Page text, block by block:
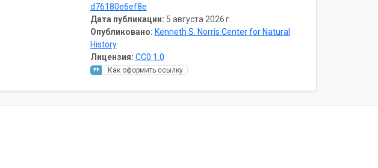
d76180e6ef8e
Дата публикации: 5 августа 2026 г.
Опубликовано: Kenneth S. Norris Center for Natural
History
Лицензия: CC0 1.0
Как оформить ссылку